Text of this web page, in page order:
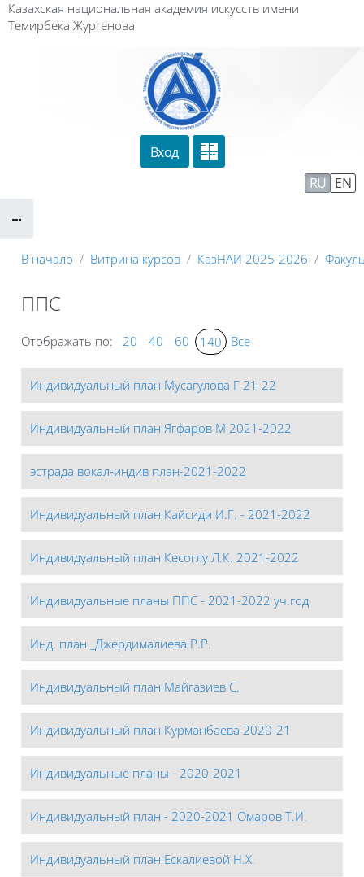
Перейти к основному содержанию
Казахская национальная академия искусств имени
Темирбека Жургенова
Вход
RU EN
В начало Витрина курсов КазНАИ 2025-2026
ППС
Отображать по: 20 40 60 140 Все
Индивидуальный план Мусагулова Г 21-22
Индивидуальный план Ягфаров М 2021-2022
эстрада вокал-индив план-2021-2022
Индивидуальный план Кайсиди И.Г. - 2021-2022
Индивидуальный план Кесоглу Л.К. 2021-2022
Индивидуальные планы ППС - 2021-2022 уч.год
Инд. план._Джердималиева Р.Р.
Индивидуальный план Майгазиев С.
Индивидуальный план Курманбаева 2020-21
Индивидуальные планы - 2020-2021
Индивидуальный план - 2020-2021 Омаров Т.И.
Индивидуальный план Ескалиевой Н.Х.